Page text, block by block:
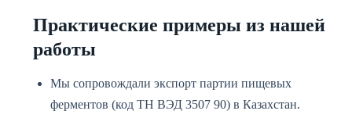
Практические примеры из нашей
работы
Мы сопровождали экспорт партии пищевых
ферментов (код ТН ВЭД 3507 90) в Казахстан.